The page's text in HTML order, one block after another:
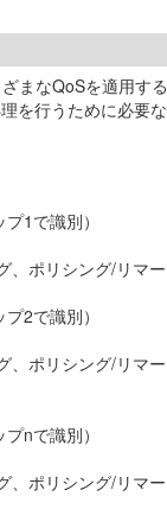
まなQoSを適用
を行うために必要
1で識別）
、ポリシング/リマ
2で識別）
、ポリシング/リマ
nで識別）
、ポリシング/リマ